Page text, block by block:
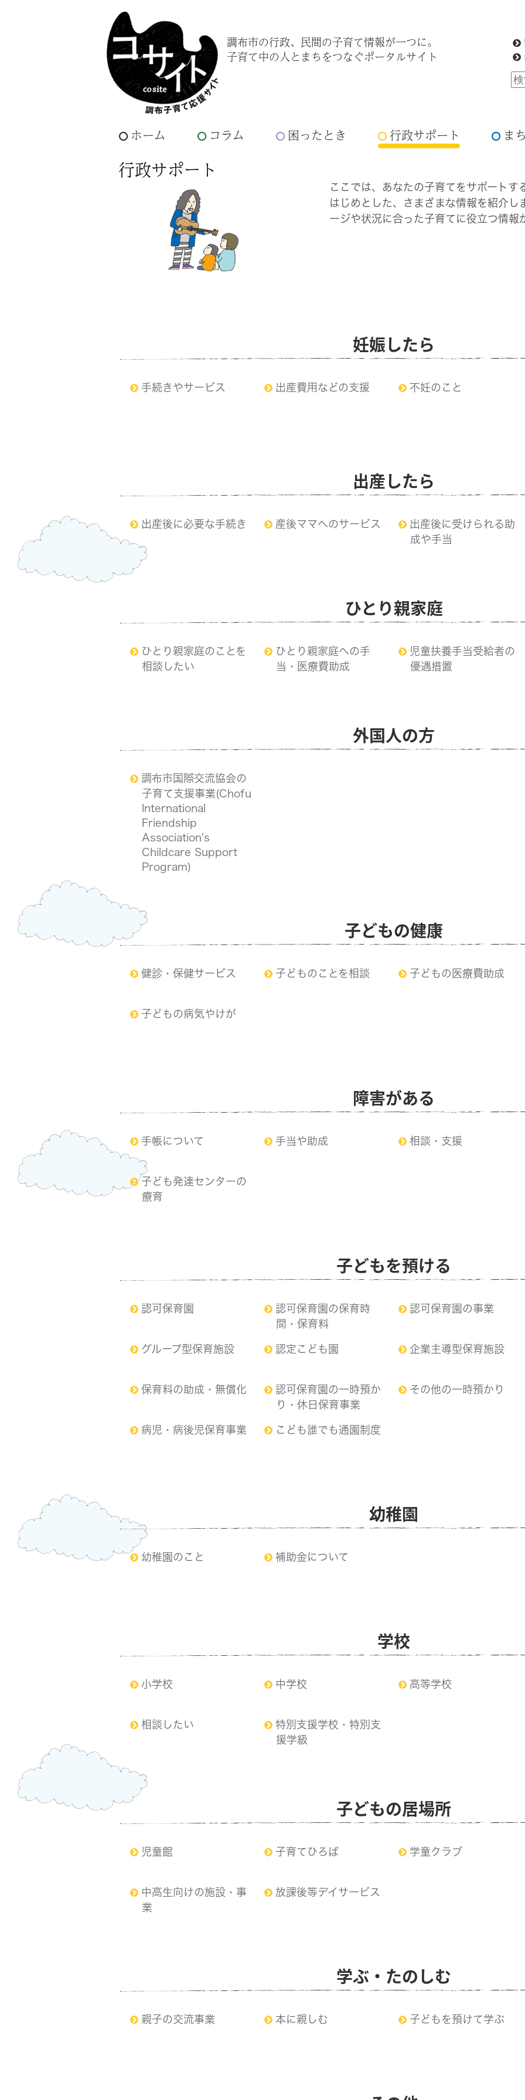
調布市の行政、民間の子育て情報が一つに。
子育て中の人とまちをつなぐポータルサイト
ホーム コラム 困ったとき 行政サポート ま
行政サポート
ここでは、あなたの子育てをサポートす
はじめとした、さまざまな情報を紹介し
ージや状況に合った子育てに役立つ情報
妊娠したら
手続きやサービス 出産費用などの支援 不妊のこと
出産したら
出産後に必要な手続き 産後ママへのサービス
出産後に受けられる助
成や手当
ひとり親家庭
ひとり親家庭のことを
相談したい
ひとり親家庭への手
当・医療費助成
児童扶養手当受給者の
優遇措置
外国人の方
調布市国際交流協会の
子育て支援事業(Chofu
International
Friendship
Association's
Childcare Support
Program)
子どもの健康
健診・保健サービス 子どものことを相談 子どもの医療費助成
子どもの病気やけが
障害がある
手帳について 手当や助成 相談・支援
子ども発達センターの
療育
子どもを預ける
認可保育園
認可保育園の保育時
間・保育料
認可保育園の事業
グループ型保育施設 認定こども園 企業主導型保育施設
保育料の助成・無償化
認可保育園の一時預か
り・休日保育事業
その他の一時預かり
病児・病後児保育事業 こども誰でも通園制度
幼稚園
幼稚園のこと 補助金について
学校
小学校 中学校 高等学校
相談したい
特別支援学校・特別支
援学級
子どもの居場所
児童館 子育てひろば 学童クラブ
中高生向けの施設・事
業
放課後等デイサービス
学ぶ・たのしむ
親子の交流事業 本に親しむ 子どもを預けて学ぶ